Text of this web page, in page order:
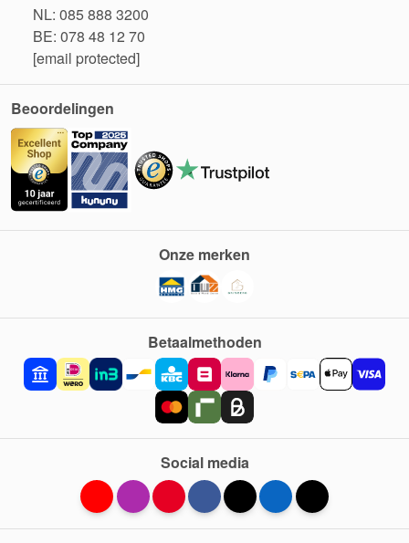
NL: 085 888 3200
BE: 078 48 12 70
[email protected]
Beoordelingen
Betaalmethoden
Onze merken
Social media